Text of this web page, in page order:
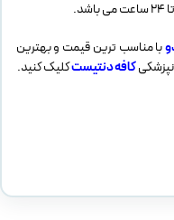
با مناسب ترین قیمت و بهترین
کافه دنتیستکلیک کنید.